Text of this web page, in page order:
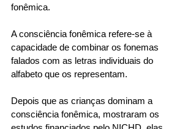
fonêmica.
A consciência fonêmica refere-se à
capacidade de combinar os fonemas
falados com as letras individuais do
alfabeto que os representam.
Depois que as crianças dominam a
consciência fonêmica, mostraram os